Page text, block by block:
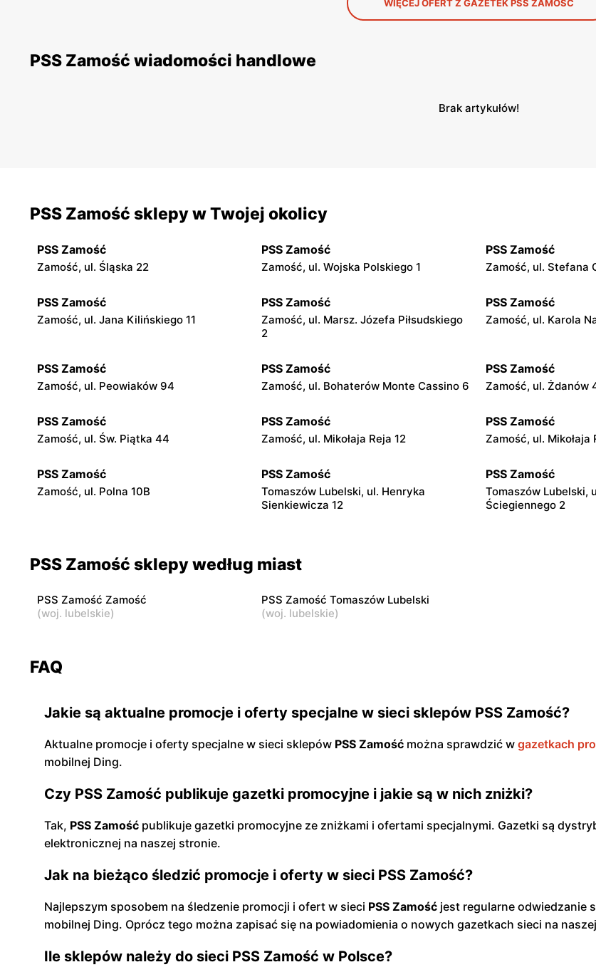
WIĘCEJ OFERT Z GAZETEK PSS ZAMOŚĆ
PSS Zamość wiadomości handlowe
Brak artykułów!
PSS Zamość sklepy w Twojej okolicy
PSS Zamość
Zamość, ul. Śląska 22
PSS Zamość
Zamość, ul. Wojska Polskiego 1
PSS Zamość
Zamość, ul. Stefana
PSS Zamość
Zamość, ul. Jana Kilińskiego 11
PSS Zamość
Zamość, ul. Marsz. Józefa Piłsudskiego
2
PSS Zamość
Zamość, ul. Karola
PSS Zamość
Zamość, ul. Peowiaków 94
PSS Zamość
Zamość, ul. Bohaterów Monte Cassino 6
PSS Zamość
Zamość, ul. Żdanów
PSS Zamość
Zamość, ul. Św. Piątka 44
PSS Zamość
Zamość, ul. Mikołaja Reja 12
PSS Zamość
Zamość, ul. Mikołaja
PSS Zamość
Zamość, ul. Polna 10B
PSS Zamość
Tomaszów Lubelski, ul. Henryka
Sienkiewicza 12
PSS Zamość
Tomaszów Lubelski,
Ściegiennego 2
PSS Zamość sklepy według miast
PSS Zamość Zamość
(woj. lubelskie)
PSS Zamość Tomaszów Lubelski
(woj. lubelskie)
FAQ
Jakie są aktualne promocje i oferty specjalne w sieci sklepów PSS Zamość?
Aktualne promocje i oferty specjalne w sieci sklepów PSS Zamość można sprawdzić w gazetkach
mobilnej Ding.
Czy PSS Zamość publikuje gazetki promocyjne i jakie są w nich zniżki?
Tak, PSS Zamość publikuje gazetki promocyjne ze zniżkami i ofertami specjalnymi. Gazetki są
elektronicznej na naszej stronie.
Jak na bieżąco śledzić promocje i oferty w sieci PSS Zamość?
Najlepszym sposobem na śledzenie promocji i ofert w sieci PSS Zamość jest regularne odwiedzanie
mobilnej Ding. Oprócz tego można zapisać się na powiadomienia o nowych gazetkach sieci na
Ile sklepów należy do sieci PSS Zamość w Polsce?